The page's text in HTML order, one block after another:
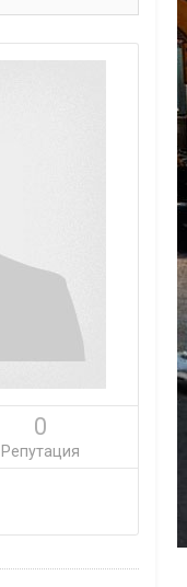
0
Репутация